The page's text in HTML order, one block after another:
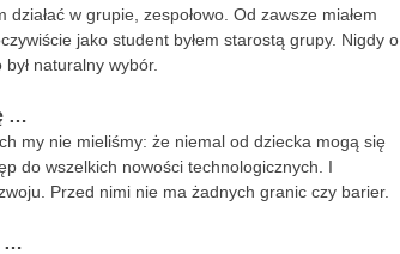
w grupie, zespołowo. Od zawsze miałem
jako student byłem starostą grupy. Nigdy o
naturalny wybór.
…
my nie mieliśmy: że niemal od dziecka mogą się
do wszelkich nowości technologicznych. I
Przed nimi nie ma żadnych granic czy barier.
…